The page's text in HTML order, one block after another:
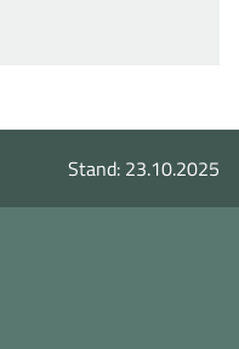
Stand: 23.10.2025